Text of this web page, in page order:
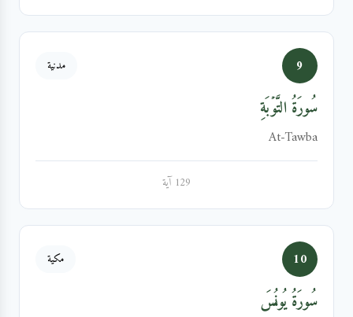
9 مدنية
سُورَةُ التَّوۡبَةِ
At-Tawba
129 آية
10 مكية
سُورَةُ يُونُسَ